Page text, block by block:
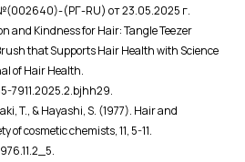
(РГ-RU) от 23.05.2025 г.
and Kindness for Hair: Tangle Teezer
that Supports Hair Health with Science
of Hair Health.
7911.2025.2.bjhh29.
T., & Hayashi, S. (1977). Hair and
of cosmetic chemists, 11, 5-11.
.